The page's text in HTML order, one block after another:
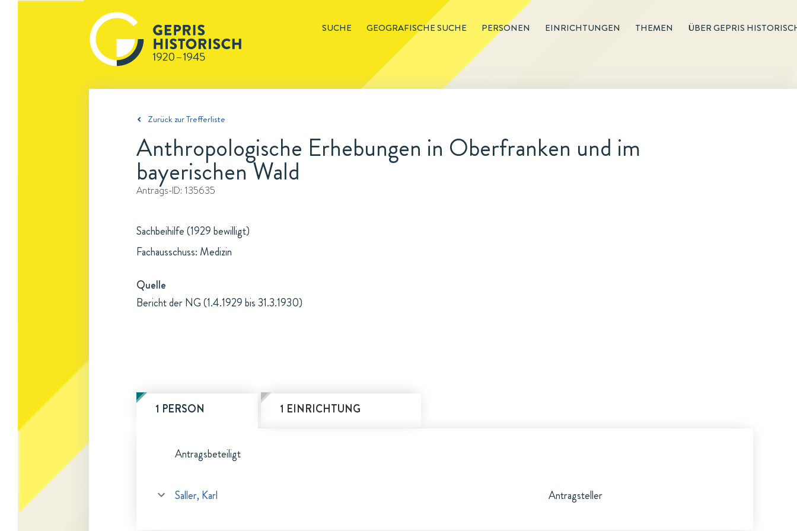
SUCHE GEOGRAFISCHE SUCHE PERSONEN EINRICHTUNGEN THEMEN ÜBER GEPRIS
Zurück zur Trefferliste
Anthropologische Erhebungen in Oberfranken und im
bayerischen Wald
Antrags-ID: 135635
Sachbeihilfe (1929 bewilligt)
Fachausschuss: Medizin
Quelle
Bericht der NG (1.4.1929 bis 31.3.1930)
1 PERSON 1 EINRICHTUNG
Antragsbeteiligt
Saller, Karl Antragsteller